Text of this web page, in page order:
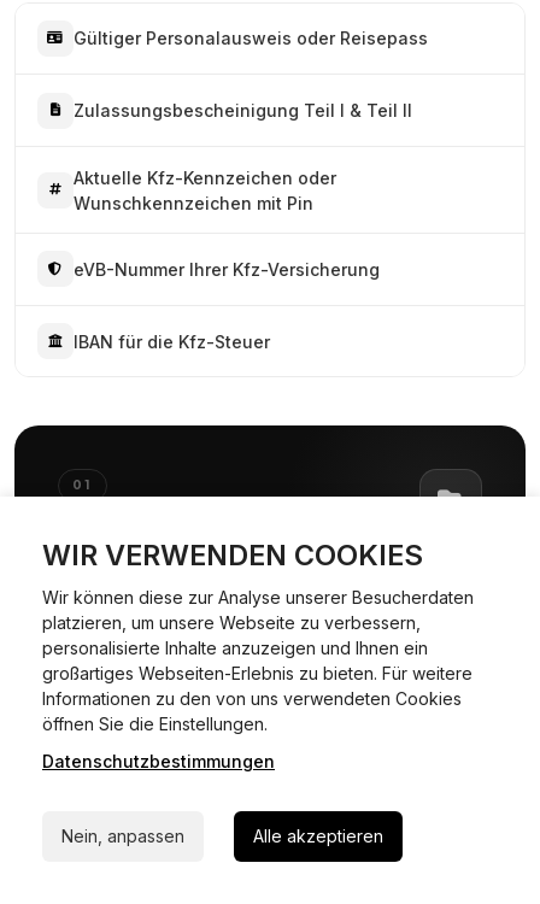
WIR VERWENDEN COOKIES
Wir können diese zur Analyse unserer Besucherdaten
platzieren, um unsere Webseite zu verbessern,
personalisierte Inhalte anzuzeigen und Ihnen ein
großartiges Webseiten-Erlebnis zu bieten. Für weitere
Informationen zu den von uns verwendeten Cookies
öffnen Sie die Einstellungen.
Datenschutzbestimmungen
Nein, anpassen Alle akzeptieren
Gültiger Personalausweis oder Reisepass
Zulassungsbescheinigung Teil I & Teil II
Aktuelle Kfz-Kennzeichen oder
Wunschkennzeichen mit Pin
eVB-Nummer Ihrer Kfz-Versicherung
IBAN für die Kfz-Steuer
01
01
Dokumente & Unterlagen
bereitstellen
Dokumente & Unterlagen